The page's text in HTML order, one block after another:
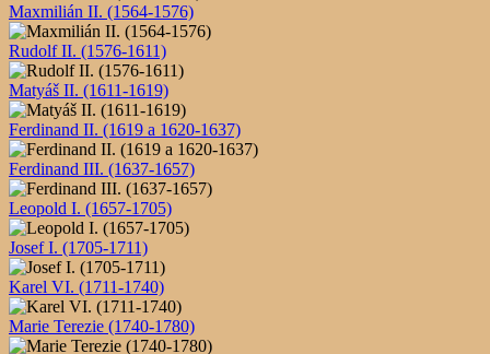
Maxmilián II. (1564-1576)
Rudolf II. (1576-1611)
Matyáš II. (1611-1619)
Ferdinand II. (1619 a 1620-1637)
Ferdinand III. (1637-1657)
Leopold I. (1657-1705)
Josef I. (1705-1711)
Karel VI. (1711-1740)
Marie Terezie (1740-1780)